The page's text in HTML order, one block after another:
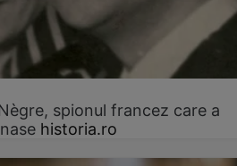
spionul francez care a
historia.ro